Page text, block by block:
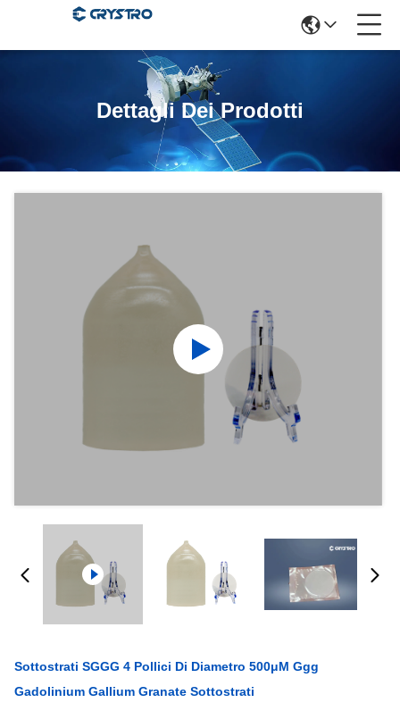
Dettagli Dei Prodotti
Sottostrati SGGG 4 Pollici Di Diametro 500μM Ggg
Gadolinium Gallium Granate Sottostrati